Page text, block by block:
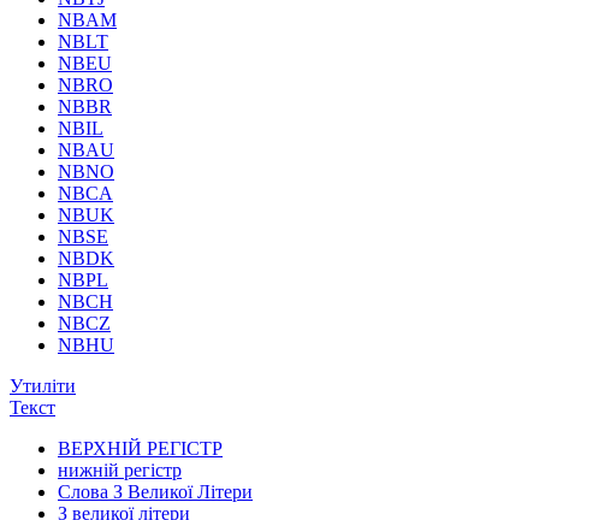
NBAM
NBLT
NBEU
NBRO
NBBR
NBIL
NBAU
NBNO
NBCA
NBUK
NBSE
NBDK
NBPL
NBCH
NBCZ
NBHU
Утиліти
Текст
ВЕРХНІЙ РЕГІСТР
нижній регістр
Слова З Великої Літери
З великої літери